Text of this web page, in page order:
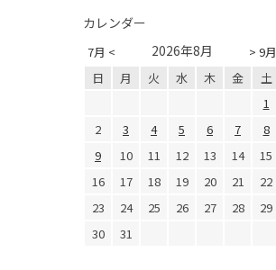
カレンダー
7月 < > 9月
2026年8月
日 月 火 水 木 金
土
1
2
3 4 5 6 7
8
9
10 11 12 13 14
15
16
17 18 19 20 21
22
23
24 25 26 27 28
29
30
31